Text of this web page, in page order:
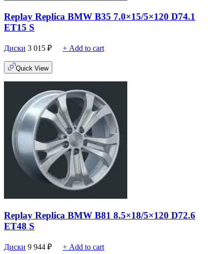
Replay Replica BMW B35 7.0×15/5×120 D74.1
ET15 S
Диски 3 015 ₽ + Add to cart
Quick View
Replay Replica BMW B81 8.5×18/5×120 D72.6
ET48 S
Диски 9 944 ₽ + Add to cart